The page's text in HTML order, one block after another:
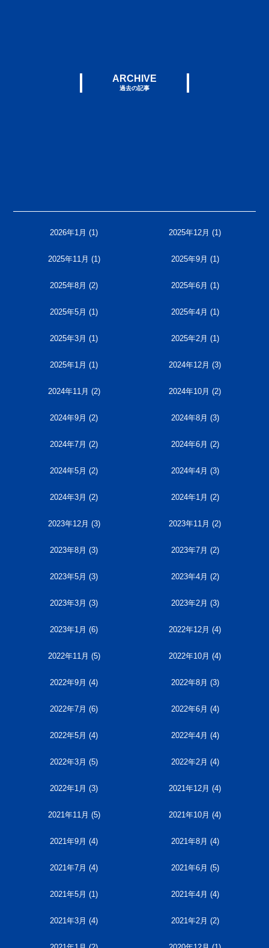
ARCHIVE
過去の記事
2026年1月 (1) 2025年12月 (1)
2025年11月 (1) 2025年9月 (1)
2025年8月 (2) 2025年6月 (1)
2025年5月 (1) 2025年4月 (1)
2025年3月 (1) 2025年2月 (1)
2025年1月 (1) 2024年12月 (3)
2024年11月 (2) 2024年10月 (2)
2024年9月 (2) 2024年8月 (3)
2024年7月 (2) 2024年6月 (2)
2024年5月 (2) 2024年4月 (3)
2024年3月 (2) 2024年1月 (2)
2023年12月 (3) 2023年11月 (2)
2023年8月 (3) 2023年7月 (2)
2023年5月 (3) 2023年4月 (2)
2023年3月 (3) 2023年2月 (3)
2023年1月 (6) 2022年12月 (4)
2022年11月 (5) 2022年10月 (4)
2022年9月 (4) 2022年8月 (3)
2022年7月 (6) 2022年6月 (4)
2022年5月 (4) 2022年4月 (4)
2022年3月 (5) 2022年2月 (4)
2022年1月 (3) 2021年12月 (4)
2021年11月 (5) 2021年10月 (4)
2021年9月 (4) 2021年8月 (4)
2021年7月 (4) 2021年6月 (5)
2021年5月 (1) 2021年4月 (4)
2021年3月 (4) 2021年2月 (2)